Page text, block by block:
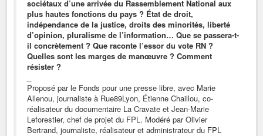
sociétaux d’une arrivée du Rassemblement National aux
plus hautes fonctions du pays ? État de droit,
indépendance de la justice, droits des minorités, liberté
d’opinion, pluralisme de l’information… Que se passera-t-
il concrètement ? Que raconte l’essor du vote RN ?
Quelles sont les marges de manœuvre ? Comment
résister ?
Proposé par le Fonds pour une presse libre, avec Marie
Allenou, journaliste à Rue89Lyon, Étienne Chaillou, co-
réalisateur du documentaire La Cravate et Jean-Marie
Leforestier, chef de projet du FPL. Modéré par Olivier
Bertrand, journaliste, réalisateur et administrateur du FPL